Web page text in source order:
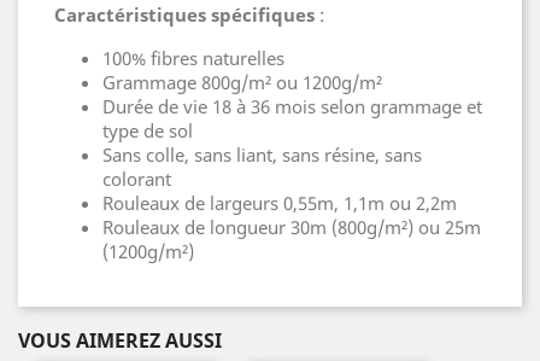
Caractéristiques spécifiques :
100% fibres naturelles
Grammage 800g/m² ou 1200g/m²
Durée de vie 18 à 36 mois selon grammage et
type de sol
Sans colle, sans liant, sans résine, sans
colorant
Rouleaux de largeurs 0,55m, 1,1m ou 2,2m
Rouleaux de longueur 30m (800g/m²) ou 25m
(1200g/m²)
VOUS AIMEREZ AUSSI